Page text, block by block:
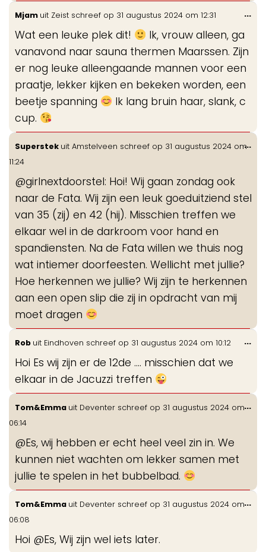
Mjam uit Zeist schreef op 31 augustus 2024 om 12:31
Wat een leuke plek dit!
Ik, vrouw alleen, ga
vanavond naar sauna thermen Maarssen. Zijn
er nog leuke alleengaande mannen voor een
praatje, lekker kijken en bekeken worden, een
beetje spanning
Ik lang bruin haar, slank, c
cup.
...
Superstek uit Amstelveen schreef op 31 augustus 2024 om
11:24
@girlnextdoorstel: Hoi! Wij gaan zondag ook
naar de Fata. Wij zijn een leuk goeduitziend stel
van 35 (zij) en 42 (hij). Misschien treffen we
elkaar wel in de darkroom voor hand en
spandiensten. Na de Fata willen we thuis nog
wat intiemer doorfeesten. Wellicht met jullie?
Hoe herkennen we jullie? Wij zijn te herkennen
aan een open slip die zij in opdracht van mij
moet dragen
...
Rob uit Eindhoven schreef op 31 augustus 2024 om 10:12
Hoi Es wij zijn er de 12de .... misschien dat we
elkaar in de Jacuzzi treffen
...
Tom&Emma uit Deventer schreef op 31 augustus 2024 om
06:14
@Es, wij hebben er echt heel veel zin in. We
kunnen niet wachten om lekker samen met
jullie te spelen in het bubbelbad.
...
Tom&Emma uit Deventer schreef op 31 augustus 2024 om
06:08
Hoi @Es, Wij zijn wel iets later.
...